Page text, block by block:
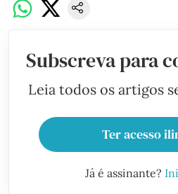
Subscreva para
Leia todos os artigos
Ter acesso
Já é assinante?